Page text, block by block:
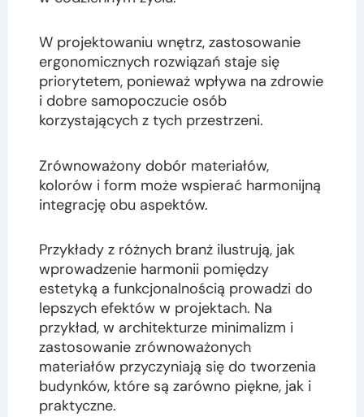
W projektowaniu wnętrz, zastosowanie
ergonomicznych rozwiązań staje się
priorytetem, ponieważ wpływa na zdrowie
i dobre samopoczucie osób
korzystających z tych przestrzeni.
Zrównoważony dobór materiałów,
kolorów i form może wspierać harmonijną
integrację obu aspektów.
Przykłady z różnych branż ilustrują, jak
wprowadzenie harmonii pomiędzy
estetyką a funkcjonalnością prowadzi do
lepszych efektów w projektach. Na
przykład, w architekturze minimalizm i
zastosowanie zrównoważonych
materiałów przyczyniają się do tworzenia
budynków, które są zarówno piękne, jak i
praktyczne.